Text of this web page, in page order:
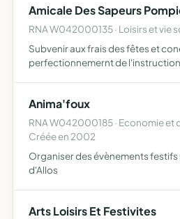
Amicale Des Sapeurs
RNA W042000135 · Loisirs et vie
Subvenir aux frais des fêtes et
perfectionnemernt de
Anima'foux
RNA W042000185 · Economie et
Créée en 2002
Organiser des évènements festifs
d'Allos
Arts Loisirs Et Festivites